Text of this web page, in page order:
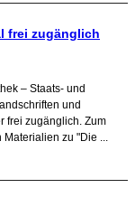
frei zugänglich
– Staats- und
und
frei zugänglich. Zum
zu "Die ...